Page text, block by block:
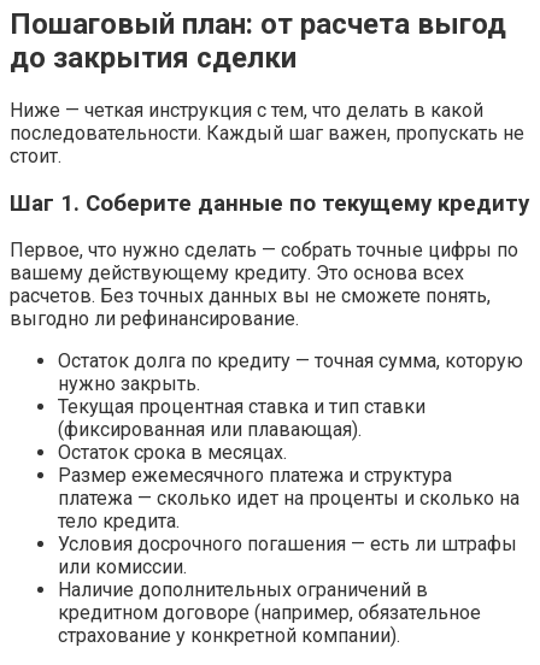
Пошаговый план: от расчета выгод
до закрытия сделки
Ниже — четкая инструкция с тем, что делать в какой
последовательности. Каждый шаг важен, пропускать не
стоит.
Шаг 1. Соберите данные по текущему кредиту
Первое, что нужно сделать — собрать точные цифры по
вашему действующему кредиту. Это основа всех
расчетов. Без точных данных вы не сможете понять,
выгодно ли рефинансирование.
Остаток долга по кредиту — точная сумма, которую
нужно закрыть.
Текущая процентная ставка и тип ставки
(фиксированная или плавающая).
Остаток срока в месяцах.
Размер ежемесячного платежа и структура
платежа — сколько идет на проценты и сколько на
тело кредита.
Условия досрочного погашения — есть ли штрафы
или комиссии.
Наличие дополнительных ограничений в
кредитном договоре (например, обязательное
страхование у конкретной компании).